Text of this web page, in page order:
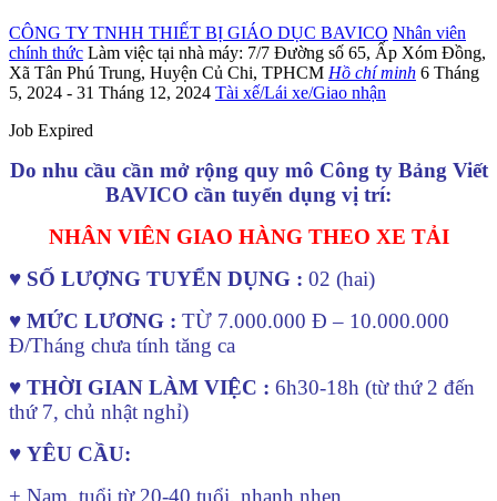
CÔNG TY TNHH THIẾT BỊ GIÁO DỤC BAVICO Nhân viên
chính thức Làm việc tại nhà máy: 7/7 Đường số 65, Ấp Xóm Đồng,
Xã Tân Phú Trung, Huyện Củ Chi, TPHCM Hồ chí minh 6 Tháng
5, 2024 - 31 Tháng 12, 2024 Tài xế/Lái xe/Giao nhận
Job Expired
Do nhu cầu cần mở rộng quy mô Công ty Bảng Viết
BAVICO cần tuyển dụng vị trí:
NHÂN VIÊN GIAO HÀNG THEO XE TẢI
♥ SỐ LƯỢNG TUYỂN DỤNG : 02 (hai)
♥ MỨC LƯƠNG : TỪ 7.000.000 Đ – 10.000.000
Đ/Tháng chưa tính tăng ca
♥ THỜI GIAN LÀM VIỆC : 6h30-18h (từ thứ 2 đến
thứ 7, chủ nhật nghỉ)
♥ YÊU CẦU:
+ Nam, tuổi từ 20-40 tuổi, nhanh nhẹn